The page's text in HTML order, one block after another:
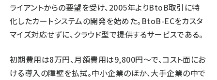
ライアントからの要望を受け、2005年よりBtoB取引に特
化したカートシステムの開発を始めた。BtoB-ECをカスタ
マイズ対応せずに、クラウド型で提供するサービスである。
初期費用は8万円、月額費用は9,800円～で、コスト面にお
ける導入の障壁を払拭。中小企業のほか、大手企業の中で